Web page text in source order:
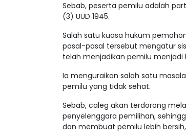
Sebab, peserta pemilu adalah
(3) UUD 1945.
Salah satu kuasa hukum
pasal-pasal tersebut mengatur
telah menjadikan pemilu
Ia menguraikan salah satu
pemilu yang tidak sehat.
Sebab, caleg akan terdorong
penyelenggara pemilihan,
dan membuat pemilu lebih